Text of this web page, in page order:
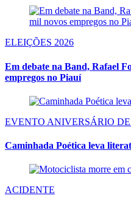
ELEIÇÕES 2026
Em debate na Band, Rafael
empregos no Piauí
EVENTO ANIVERSÁRIO
Caminhada Poética leva
ACIDENTE